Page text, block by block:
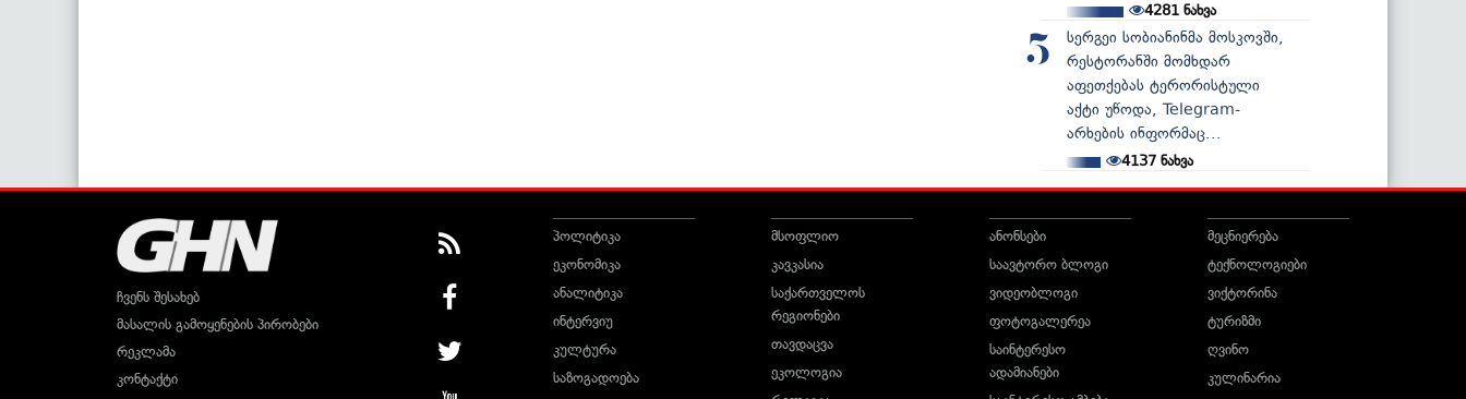
4281ნახვა
5
სერგეი სობიანინმა მოსკოვში,
რესტორანში მომხდარ
აფეთქებას ტერორისტული
აქტი უწოდა, Telegram-
არხების ინფორმაც...
4137 ნახვა
ჩვენს შესახებ
მასალის გამოყენების პირობები
რეკლამა
კონტაქტი
პოლიტიკა
ეკონომიკა
ანალიტიკა
ინტერვიუ
კულტურა
საზოგადოება
მსოფლიო
კავკასია
საქართველოს
რეგიონები
თავდაცვა
ეკოლოგია
ანონსები
საავტორო ბლოგი
ვიდეობლოგი
ფოტოგალერეა
საინტერესო
ადამიანები
მეცნიერება
ტექნოლოგიები
ვიქტორინა
ტურიზმი
ღვინო
კულინარია